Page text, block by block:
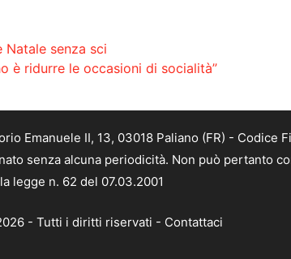
senza sci
è ridurre le occasioni di socialità”
Emanuele II, 13, 03018 Paliano (FR) - Codice
senza alcuna periodicità. Non può pertanto
legge n. 62 del 07.03.2001
- Tutti i diritti riservati - Contattaci